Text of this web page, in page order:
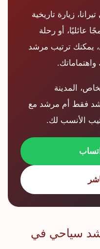
زيارة تاريخية
عائليًا، أو رحلة
يمكنك ترتيب مرشد
المدينة
فقط أم مرشد مع
الأنسب لك.
سياحي في